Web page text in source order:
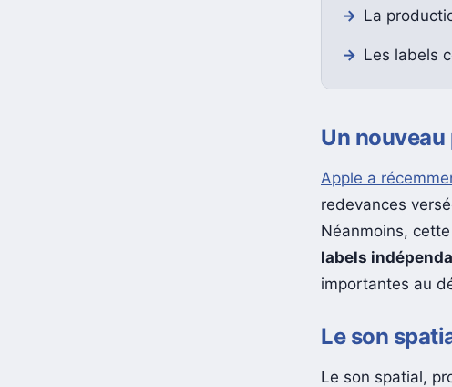
La
Les labels
Un
Apple a
redevances
Néanmoins,
labels
importantes au
Le son
Le son spatial,